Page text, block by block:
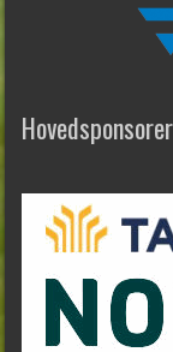
Hovedsponsorer